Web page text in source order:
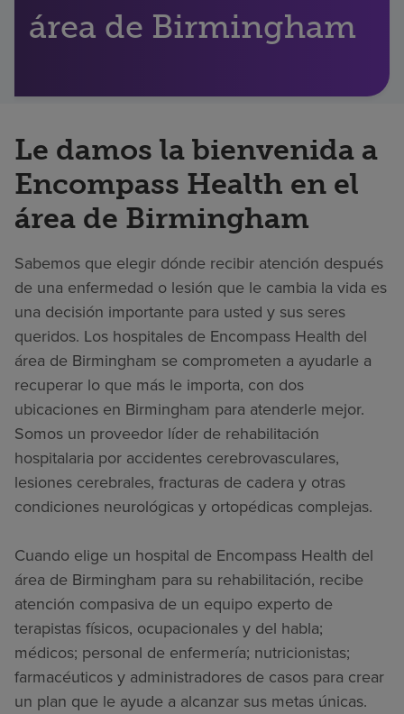
Buscar un centro
Inversores
Pagar mi factura
área de Birmingham
Le damos la bienvenida a
Encompass Health en el
área de Birmingham
Sabemos que elegir dónde recibir atención después
de una enfermedad o lesión que le cambia la vida es
una decisión importante para usted y sus seres
queridos. Los hospitales de Encompass Health del
área de Birmingham se comprometen a ayudarle a
recuperar lo que más le importa, con dos
ubicaciones en Birmingham para atenderle mejor.
Somos un proveedor líder de rehabilitación
hospitalaria por accidentes cerebrovasculares,
lesiones cerebrales, fracturas de cadera y otras
condiciones neurológicas y ortopédicas complejas.
Cuando elige un hospital de Encompass Health del
área de Birmingham para su rehabilitación, recibe
atención compasiva de un equipo experto de
terapistas físicos, ocupacionales y del habla;
médicos; personal de enfermería; nutricionistas;
farmacéuticos y administradores de casos para crear
un plan que le ayude a alcanzar sus metas únicas.